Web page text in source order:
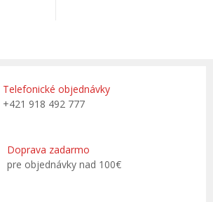
Telefonické objednávky
+421 918 492 777
Doprava zadarmo
pre objednávky nad 100€